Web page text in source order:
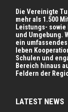
Die Vereinigte
mehr als 1.500
Leistungs-
und Umgebung.
ein
leben
Schulen und
Bereich hinaus
Feldern der
LATEST NEWS